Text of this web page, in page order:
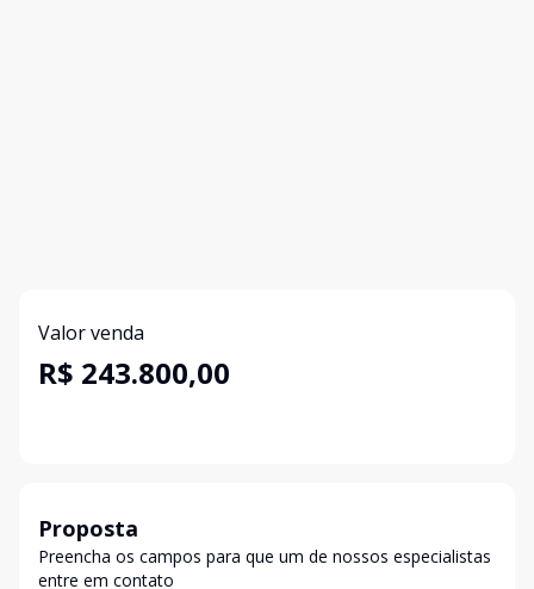
Valor venda
R$ 243.800,00
Proposta
Preencha os campos para que um de nossos especialistas
entre em contato